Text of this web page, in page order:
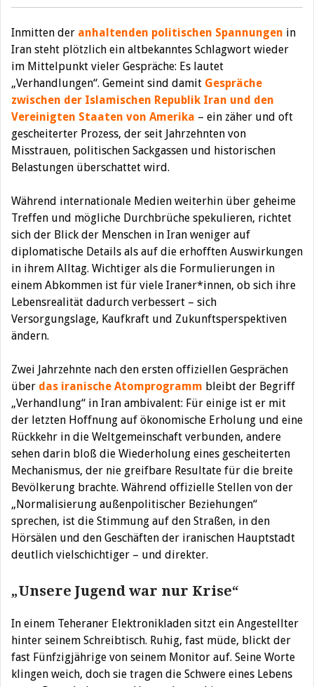
Inmitten der anhaltenden politischen Spannungen in
Iran steht plötzlich ein altbekanntes Schlagwort wieder
im Mittelpunkt vieler Gespräche: Es lautet
„Verhandlungen“. Gemeint sind damit Gespräche
zwischen der Islamischen Republik Iran und den
Vereinigten Staaten von Amerika – ein zäher und oft
gescheiterter Prozess, der seit Jahrzehnten von
Misstrauen, politischen Sackgassen und historischen
Belastungen überschattet wird.
Während internationale Medien weiterhin über geheime
Treffen und mögliche Durchbrüche spekulieren, richtet
sich der Blick der Menschen in Iran weniger auf
diplomatische Details als auf die erhofften Auswirkungen
in ihrem Alltag. Wichtiger als die Formulierungen in
einem Abkommen ist für viele Iraner*innen, ob sich ihre
Lebensrealität dadurch verbessert – sich
Versorgungslage, Kaufkraft und Zukunftsperspektiven
ändern.
Zwei Jahrzehnte nach den ersten offiziellen Gesprächen
über das iranische Atomprogramm bleibt der Begriff
„Verhandlung“ in Iran ambivalent: Für einige ist er mit
der letzten Hoffnung auf ökonomische Erholung und eine
Rückkehr in die Weltgemeinschaft verbunden, andere
sehen darin bloß die Wiederholung eines gescheiterten
Mechanismus, der nie greifbare Resultate für die breite
Bevölkerung brachte. Während offizielle Stellen von der
„Normalisierung außenpolitischer Beziehungen“
sprechen, ist die Stimmung auf den Straßen, in den
Hörsälen und den Geschäften der iranischen Hauptstadt
deutlich vielschichtiger – und direkter.
„Unsere Jugend war nur Krise“
In einem Teheraner Elektronikladen sitzt ein Angestellter
hinter seinem Schreibtisch. Ruhig, fast müde, blickt der
fast Fünfzigjährige von seinem Monitor auf. Seine Worte
klingen weich, doch sie tragen die Schwere eines Lebens